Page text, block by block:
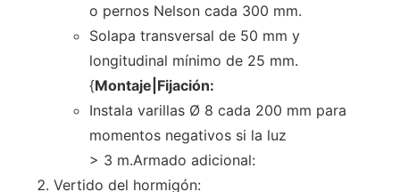
o pernos Nelson cada 300 mm.
Solapa transversal de 50 mm y
longitudinal mínimo de 25 mm.
{Montaje|Fijación:
Instala varillas Ø 8 cada 200 mm para
momentos negativos si la luz
> 3 m.Armado adicional:
Vertido del hormigón: